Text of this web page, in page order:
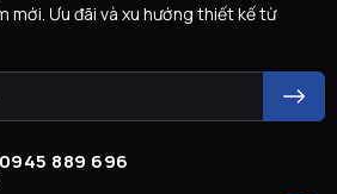
mới. Ưu đãi và xu hướng thiết kế từ
889 696